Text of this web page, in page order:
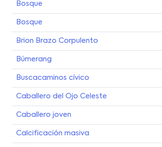
Bosque
Bosque
Brion Brazo Corpulento
Búmerang
Buscacaminos cívico
Caballero del Ojo Celeste
Caballero joven
Calcificación masiva